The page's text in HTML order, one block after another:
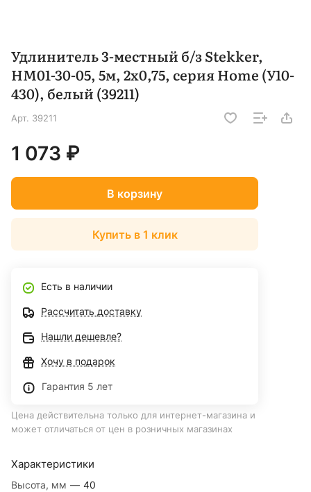
Удлинитель 3-местный б/з Stekker,
HM01-30-05, 5м, 2x0,75, серия Home (У10-
430), белый (39211)
Арт. 39211
Характеристики
Высота, мм — 40
1 073 ₽
В корзину
Купить в 1 клик
Есть в наличии
Рассчитать доставку
Нашли дешевле?
Хочу в подарок
Гарантия 5 лет
Цена действительна только для интернет-магазина и
может отличаться от цен в розничных магазинах